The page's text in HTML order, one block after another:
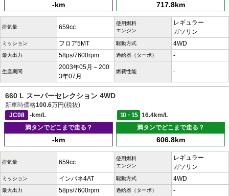
-km 717.8km
排気量 659cc
使用燃料
エンジン
レギュラー
ガソリン
ミッション フロア5MT 駆動方式 4WD
最大出力 58ps/7600rpm 過給器（ターボ） -
生産期間
2003年05月～200
3年07月
燃費性能 -
660 L スーパーセレクション 4WD
新車時価格100.6万円(税抜)
JC08
-km/L 10・15
16.4km/L
満タンでどこまで走る？
-km
満タンでどこまで走る？
606.8km
排気量 659cc
使用燃料
エンジン
レギュラー
ガソリン
ミッション インパネ4AT 駆動方式 4WD
最大出力 58ps/7600rpm 過給器（ターボ） -